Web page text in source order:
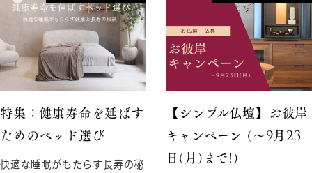
特集：健康寿命を延ばす
ためのベッド選び
快適な睡眠がもたらす長寿の秘
【シンプル仏壇】お彼岸
キャンペーン (〜9月23
日(月)まで!)